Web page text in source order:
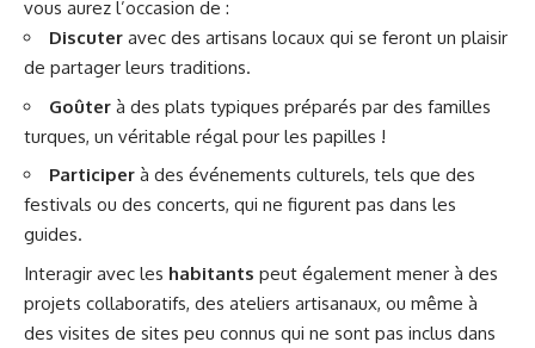
vous aurez l’occasion de :
Discuter avec des artisans locaux qui se feront un plaisir
de partager leurs traditions.
Goûter à des plats typiques préparés par des familles
turques, un véritable régal pour les papilles !
Participer à des événements culturels, tels que des
festivals ou des concerts, qui ne figurent pas dans les
guides.
Interagir avec les habitants peut également mener à des
projets collaboratifs, des ateliers artisanaux, ou même à
des visites de sites peu connus qui ne sont pas inclus dans